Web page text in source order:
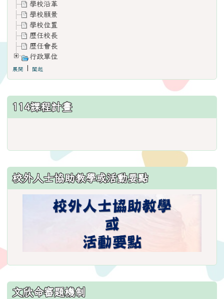
學校沿革
學校願景
學校位置
歷任校長
歷任會長
行政單位
展開 闔起
114課程計畫
https://
ncsn=11&nsn=29
\
校外人士協助教學或活動要點
文欣命審題機制